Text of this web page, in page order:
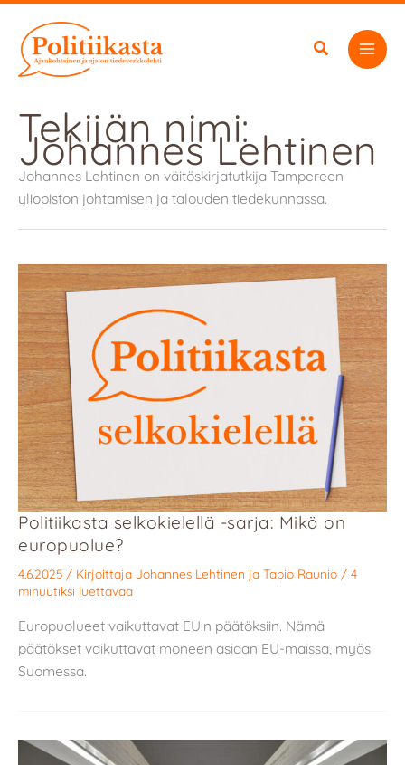
sisältöön
Tekijän nimi:
Johannes Lehtinen
Johannes Lehtinen on väitöskirjatutkija Tampereen
yliopiston johtamisen ja talouden tiedekunnassa.
Politiikasta selkokielellä -sarja: Mikä on
europuolue?
4.6.2025 / Kirjoittaja Johannes Lehtinen ja Tapio Raunio / 4
minuutiksi luettavaa
Europuolueet vaikuttavat EU:n päätöksiin. Nämä
päätökset vaikuttavat moneen asiaan EU-maissa, myös
Suomessa.